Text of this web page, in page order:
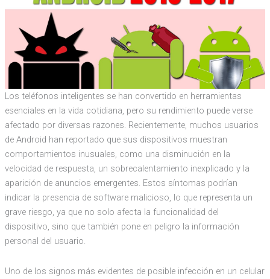
Los teléfonos inteligentes se han convertido en herramientas
esenciales en la vida cotidiana, pero su rendimiento puede verse
afectado por diversas razones. Recientemente, muchos usuarios
de Android han reportado que sus dispositivos muestran
comportamientos inusuales, como una disminución en la
velocidad de respuesta, un sobrecalentamiento inexplicado y la
aparición de anuncios emergentes. Estos síntomas podrían
indicar la presencia de software malicioso, lo que representa un
grave riesgo, ya que no solo afecta la funcionalidad del
dispositivo, sino que también pone en peligro la información
personal del usuario.
Uno de los signos más evidentes de posible infección en un celular